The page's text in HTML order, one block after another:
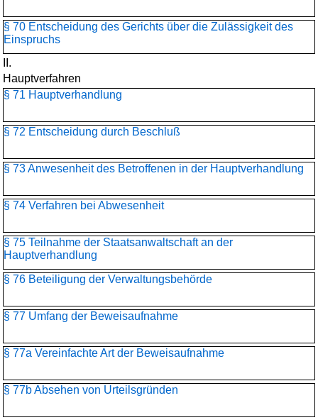
§ 70 Entscheidung des Gerichts über die Zulässigkeit des
Einspruchs
II.
Hauptverfahren
§ 71 Hauptverhandlung
§ 72 Entscheidung durch Beschluß
§ 73 Anwesenheit des Betroffenen in der Hauptverhandlung
§ 74 Verfahren bei Abwesenheit
§ 75 Teilnahme der Staatsanwaltschaft an der
Hauptverhandlung
§ 76 Beteiligung der Verwaltungsbehörde
§ 77 Umfang der Beweisaufnahme
§ 77a Vereinfachte Art der Beweisaufnahme
§ 77b Absehen von Urteilsgründen